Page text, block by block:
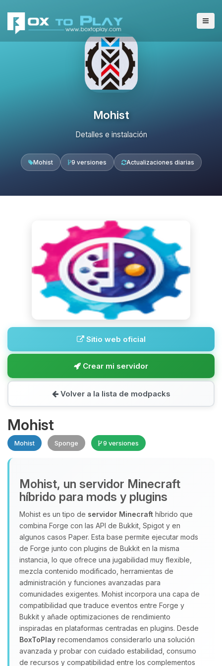
Mohist
Detalles e instalación
Mohist 9 versiones Actualizaciones diarias
Sitio web oficial
Crear mi servidor
Volver a la lista de modpacks
Mohist
Mohist Sponge 9 versiones
Mohist, un servidor Minecraft
híbrido para mods y plugins
Mohist es un tipo de servidor Minecraft híbrido que
combina Forge con las API de Bukkit, Spigot y en
algunos casos Paper. Esta base permite ejecutar mods
de Forge junto con plugins de Bukkit en la misma
instancia, lo que ofrece una jugabilidad muy flexible,
mezcla contenido modificado, herramientas de
administración y funciones avanzadas para
comunidades exigentes. Mohist incorpora una capa de
compatibilidad que traduce eventos entre Forge y
Bukkit y añade optimizaciones de rendimiento
inspiradas en plataformas centradas en plugins. Desde
BoxToPlay recomendamos considerarlo una solución
avanzada y probar con cuidado estabilidad, consumo
de recursos y compatibilidad entre los complementos
Yupi, por fin alguien con quien
hablar! Soy Choupy, tu pequeno
asistente de BoxToPlay. Cuentame
que necesitas y moveré mis
pequenos circuitos para ayudarte.
06/08/2026 20:50